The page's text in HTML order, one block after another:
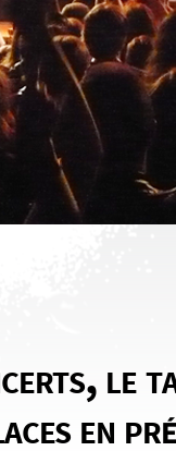
le
en